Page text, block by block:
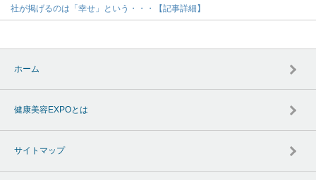
社が掲げるのは「幸せ」という・・・【記事詳細】
ホーム
健康美容EXPOとは
サイトマップ